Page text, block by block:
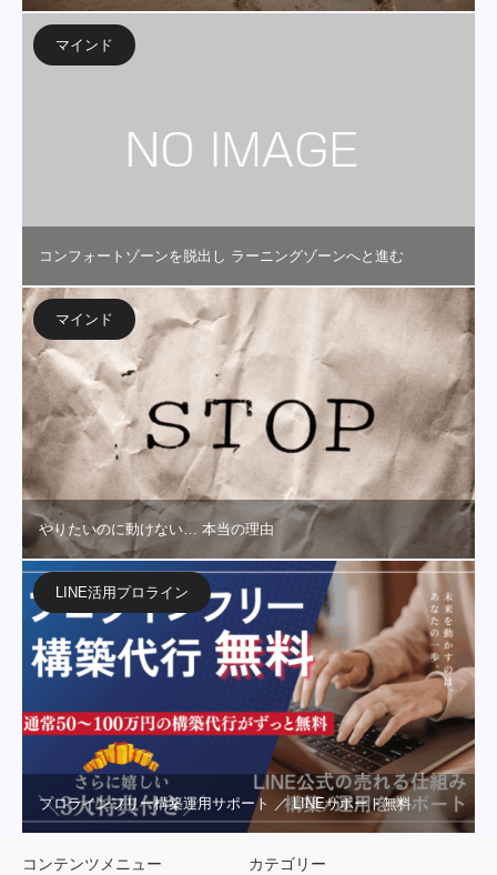
マインド
コンフォートゾーンを脱出し ラーニングゾーンへと進む
マインド
やりたいのに動けない… 本当の理由
LINE活用プロライン
プロラインフリー構築運用サポート ／ LINEサポート無料
コンテンツメニュー カテゴリー